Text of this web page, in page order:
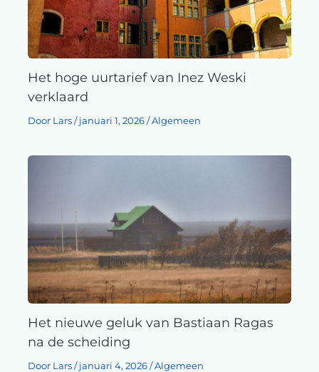
Het hoge uurtarief van Inez Weski
verklaard
Door Lars / januari 1, 2026 /Algemeen
Het nieuwe geluk van Bastiaan Ragas
na de scheiding
Door Lars / januari 4, 2026 /Algemeen